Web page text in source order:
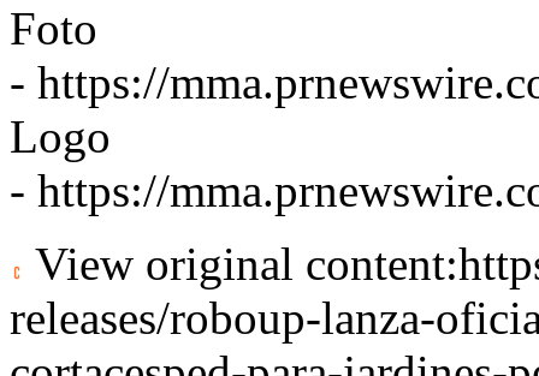
Foto
- https://
Logo
- https://
View original content:
releases/roboup-lanza-